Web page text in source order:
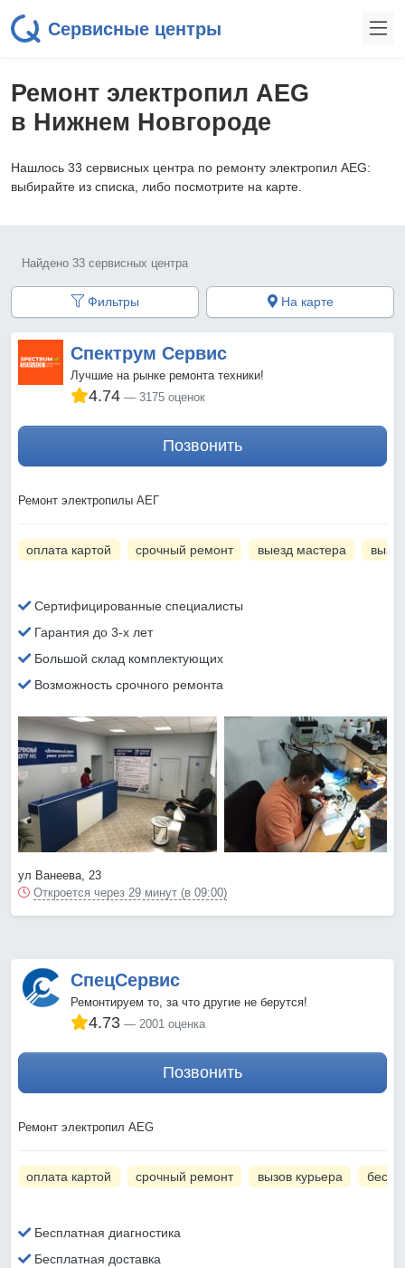
Сервисные центры
Ремонт электропил AEG
в Нижнем Новгороде
Нашлось 33 сервисных центра по ремонту электропил AEG:
выбирайте из списка, либо посмотрите на карте.
Найдено 33 сервисных центра
Фильтры На карте
Спектрум Сервис
Лучшие на рынке ремонта техники!
4.74 3175 оценок
Позвонить
Ремонт электропилы АЕГ
оплата картой срочный ремонт выезд мастера
Сертифицированные специалисты
Гарантия до 3-х лет
Большой склад комплектующих
Возможность срочного ремонта
ул Ванеева, 23
Откроется через 29 минут (в 09:00)
СпецСервис
Ремонтируем то, за что другие не берутся!
4.73 2001 оценка
Позвонить
Ремонт электропил AEG
оплата картой срочный ремонт вызов курьера
Бесплатная диагностика
Бесплатная доставка